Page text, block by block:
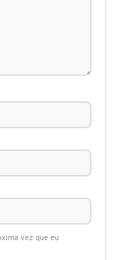
vez que eu